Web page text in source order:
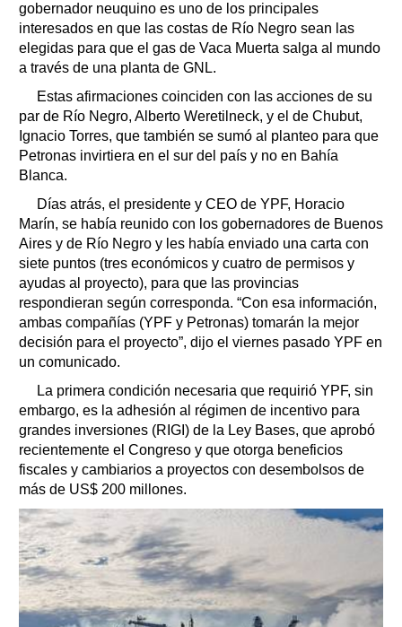
gobernador neuquino es uno de los principales
interesados en que las costas de Río Negro sean las
elegidas para que el gas de Vaca Muerta salga al mundo
a través de una planta de GNL.
Estas afirmaciones coinciden con las acciones de su
par de Río Negro, Alberto Weretilneck, y el de Chubut,
Ignacio Torres, que también se sumó al planteo para que
Petronas invirtiera en el sur del país y no en Bahía
Blanca.
Días atrás, el presidente y CEO de YPF, Horacio
Marín, se había reunido con los gobernadores de Buenos
Aires y de Río Negro y les había enviado una carta con
siete puntos (tres económicos y cuatro de permisos y
ayudas al proyecto), para que las provincias
respondieran según corresponda. “Con esa información,
ambas compañías (YPF y Petronas) tomarán la mejor
decisión para el proyecto”, dijo el viernes pasado YPF en
un comunicado.
La primera condición necesaria que requirió YPF, sin
embargo, es la adhesión al régimen de incentivo para
grandes inversiones (RIGI) de la Ley Bases, que aprobó
recientemente el Congreso y que otorga beneficios
fiscales y cambiarios a proyectos con desembolsos de
más de US$ 200 millones.